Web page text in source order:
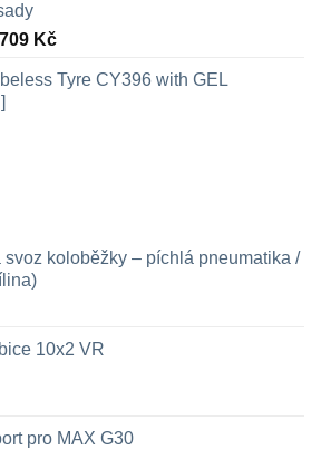
709 KčRozpětí
326 Kč
Tyre CY396 with GEL
svoz koloběžky – píchlá pneumatika /
10x2 VR
pro MAX G30